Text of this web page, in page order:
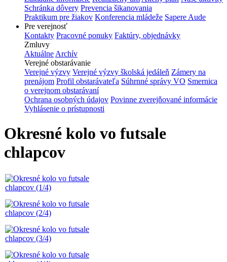
Schránka dôvery Prevencia šikanovania
Praktikum pre žiakov Konferencia mládeže Sapere Aude
Pre verejnosť
Kontakty Pracovné ponuky Faktúry, objednávky
Zmluvy
Aktuálne Archív
Verejné obstarávanie
Verejné výzvy Verejné výzvy školská jedáleň Zámery na
prenájom Profil obstarávateľa Súhrnné správy VO Smernica
o verejnom obstarávaní
Ochrana osobných údajov Povinne zverejňované informácie
Vyhlásenie o prístupnosti
Okresné kolo vo futsale
chlapcov